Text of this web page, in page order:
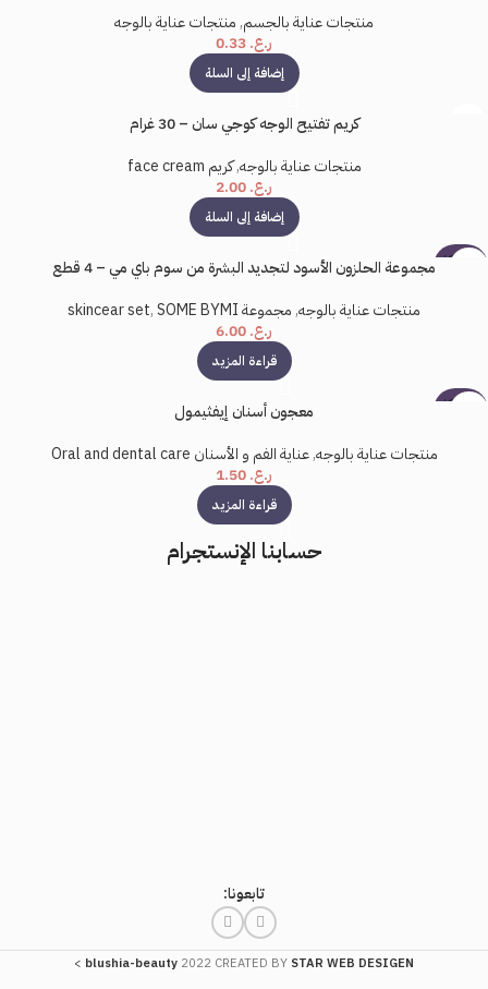
منتجات عناية بالجسم, منتجات عناية بالوجه
ر.ع.
إضافة إلى السلة
كريم تفتيح الوجه كوجي سان – 30 غرام
منتجات عناية بالوجه,كريم face cream
ر.ع.
إضافة إلى السلة
بيعت كل مجموعة الحلزون الأسود لتجديد البشرة من سوم باي مي – 4 قطع
منتجات عناية بالوجه, مجموعة skincear set ,SOME BYMI
ر.ع.
قراءة المزيد
بيعت كل
معجون أسنان إيفثيمول
منتجات عناية بالوجه,عناية الفم و الأسنان Oral and dental care
ر.ع.
قراءة المزيد
حسابنا الإنستجرام
تابعونا:
blushia-beauty 2022 CREATED BY STAR WEB DESIGEN
>